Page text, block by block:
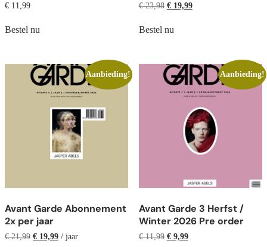
€ 11,99
Bestel nu
€23,98 €19,99
Bestel nu
Aanbieding!
Avant Garde Abonnement
2x per jaar
€21,99 € 19,99 / jaar
Aanbieding!
Avant Garde 3 Herfst /
Winter 2026 Pre order
€11,99 €9,99